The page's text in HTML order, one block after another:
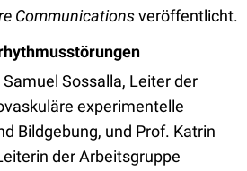
Communicationsveröffentlicht.
Sossalla, Leiter der
experimentelle
Bildgebung, und Prof. Katrin
der Arbeitsgruppe